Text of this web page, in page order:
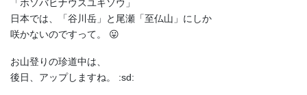
「ホソバヒナウスユキソウ」
日本では、「谷川岳」と尾瀬「至仏山」にしか
咲かないのですって。 😛
お山登りの珍道中は、
後日、アップしますね。 :sd: